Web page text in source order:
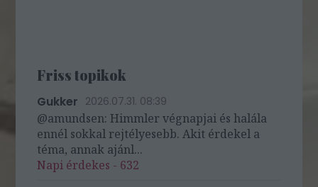
Friss topikok
Gukker 2026.07.31. 08:39
@amundsen: Himmler végnapjai és halála
ennél sokkal rejtélyesebb. Akit érdekel a
téma, annak ajánl...
Napi érdekes - 632